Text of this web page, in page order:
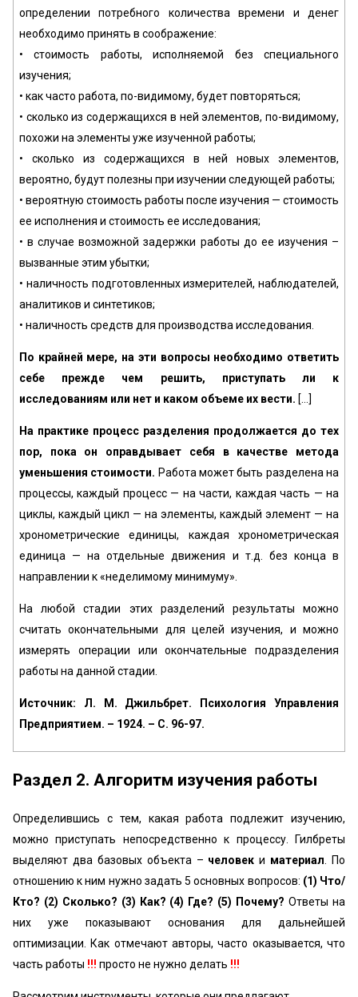
определении потребного количества времени и денег
необходимо принять в соображение:
• стоимость работы, исполняемой без специального
изучения;
• как часто работа, по-видимому, будет повторяться;
• сколько из содержащихся в ней элементов, по-видимому,
похожи на элементы уже изученной работы;
• сколько из содержащихся в ней новых элементов,
вероятно, будут полезны при изучении следующей работы;
• вероятную стоимость работы после изучения — стоимость
ее исполнения и стоимость ее исследования;
• в случае возможной задержки работы до ее изучения –
вызванные этим убытки;
• наличность подготовленных измерителей, наблюдателей,
аналитиков и синтетиков;
• наличность средств для производства исследования.
По крайней мере, на эти вопросы необходимо ответить
себе прежде чем решить, приступать ли к
исследованиям или нет и каком объеме их вести. […]
На практике процесс разделения продолжается до тех
пор, пока он оправдывает себя в качестве метода
уменьшения стоимости. Работа может быть разделена на
процессы, каждый процесс — на части, каждая часть — на
циклы, каждый цикл — на элементы, каждый элемент — на
хронометрические единицы, каждая хронометрическая
единица — на отдельные движения и т.д. без конца в
направлении к «неделимому минимуму».
На любой стадии этих разделений результаты можно
считать окончательными для целей изучения, и можно
измерять операции или окончательные подразделения
работы на данной стадии.
Источник: Л. М. Джильбрет. Психология Управления
Предприятием. – 1924. – С. 96-97.
Раздел 2. Алгоритм изучения работы
Определившись с тем, какая работа подлежит изучению,
можно приступать непосредственно к процессу. Гилбреты
выделяют два базовых объекта – человек и материал. По
отношению к ним нужно задать 5 основных вопросов: (1) Что/
Кто? (2) Сколько? (3) Как? (4) Где? (5) Почему? Ответы на
них уже показывают основания для дальнейшей
оптимизации. Как отмечают авторы, часто оказывается, что
часть работы !!! просто не нужно делать !!!